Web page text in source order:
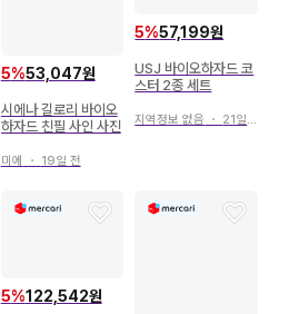
5%53,047원
시에나 길로리 바이오
하자드 친필 사인 사진
미에 ・ 19일 전
5%57,199원
USJ 바이오하자드 코
스터 2종 세트
지역정보 없음 ・ 21일 전
5%122,542원